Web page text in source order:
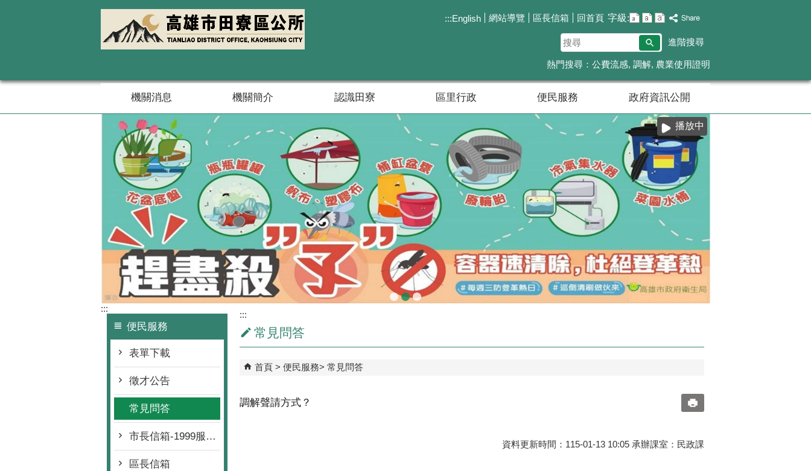
:::English 網站導覽 區長信箱 回首頁 字級:
搜
尋
進階搜尋
熱門搜尋： 公費流感 調解 農業使用證明
機關消息 機關簡介 認識田寮 區里行政 便民服務 政府資訊公開
播放中
:::
便民服務
表單下載
徵才公告
常見問答
市長信箱-1999服務專線
區長信箱
:::
常見問答
首頁 便民服務 常見問答
調解聲請方式？
資料更新時間：115-01-13 10:05 承辦課室：民政課